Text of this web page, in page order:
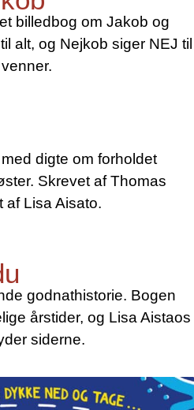
billedbog om Jakob og
alt, og Nejkob siger NEJ til
digte om forholdet
Skrevet af Thomas
af Lisa Aisato.
godnathistorie. Bogen
årstider, og Lisa Aistaos
siderne.